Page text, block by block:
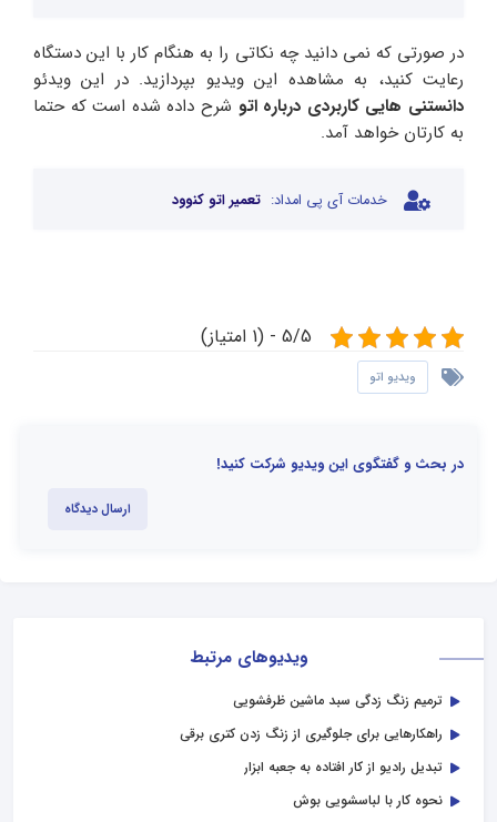
ویدیوهای مرتبط
ترمیم زنگ زدگی سبد ماشین ظرفشویی
راهکارهایی برای جلوگیری از زنگ زدن کتری برقی
تبدیل رادیو از کار افتاده به جعبه ابزار
نحوه کار با لباسشویی بوش
در صورتی که نمی دانید چه نکاتی را به هنگام کار با این دستگاه
رعایت کنید، به مشاهده این ویدیو بپردازید. در این ویدئو
دانستنی هایی کاربردی درباره اتو شرح داده شده است که حتما
به کارتان خواهد آمد.
خدمات آی پی امداد: تعمیر اتو کنوود
5/5 - (1 امتیاز)
ویدیو اتو
در بحث و گفتگوی این ویدیو شرکت کنید!
ارسال دیدگاه